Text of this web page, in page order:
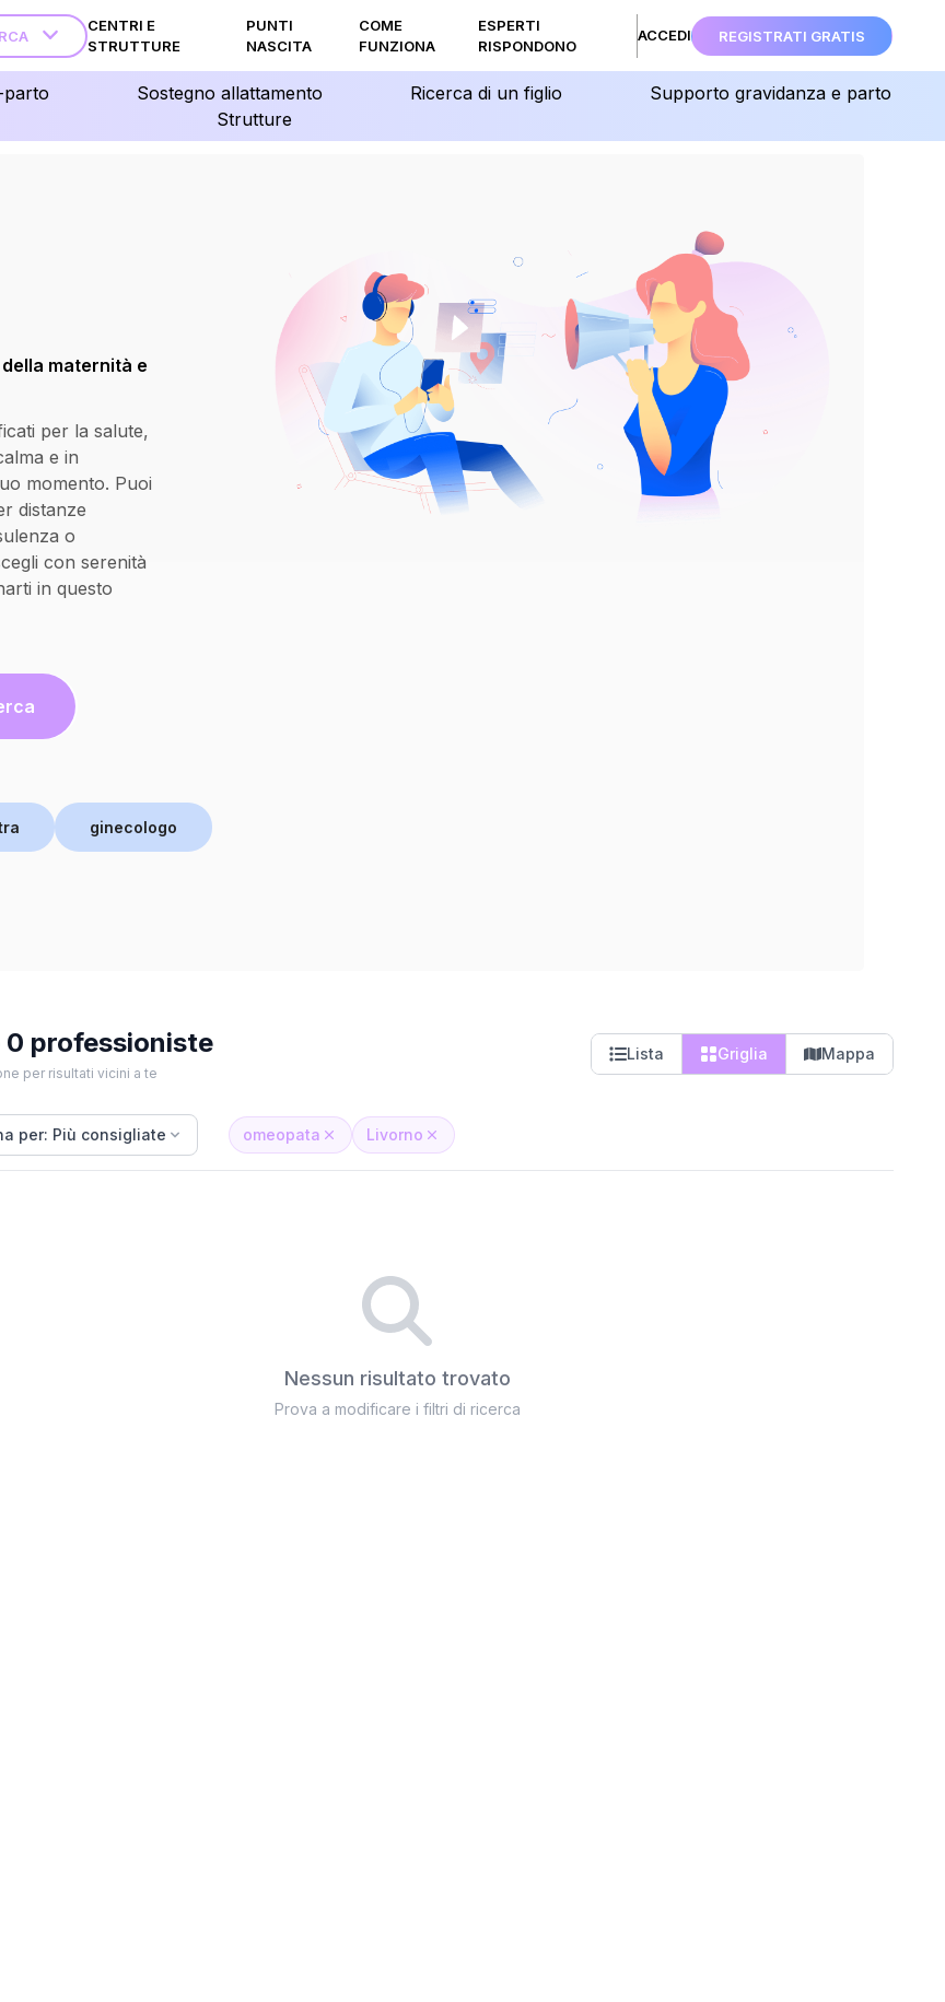
CENTRI E
STRUTTURE
PUNTI
NASCITA
COME
FUNZIONA
ESPERTI
RISPONDONO
ACCEDI REGISTRATI GRATIS
parto Sostegno allattamento Ricerca di un figlio
Supporto gravidanza e parto
Strutture
maternità e
per la salute,
e in
momento. Puoi
distanze
o
con serenità
in questo
ginecologo
0 professioniste
per risultati vicini a te
Lista Griglia Mappa
per: Più consigliate omeopata Livorno
Nessun risultato trovato
Prova a modificare i filtri di ricerca